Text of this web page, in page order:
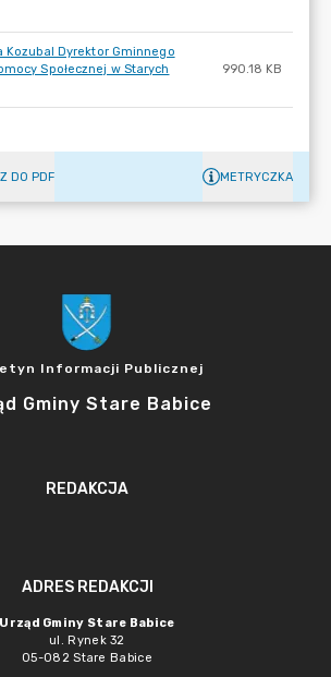
Kozubal Dyrektor Gminnego
Społecznej w Starych
990.18 KB
DO PDF METRYCZKA
Informacji Publicznej
Gminy Stare Babice
REDAKCJA
ADRES REDAKCJI
Urząd Gminy Stare Babice
ul. Rynek 32
05-082 Stare Babice